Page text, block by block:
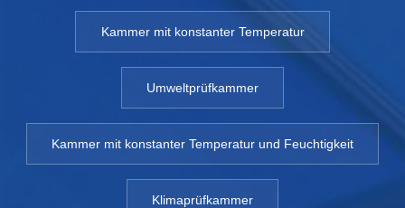
Kammer mit konstanter Temperatur
Umweltprüfkammer
Kammer mit konstanter Temperatur und Feuchtigkeit
Klimaprüfkammer